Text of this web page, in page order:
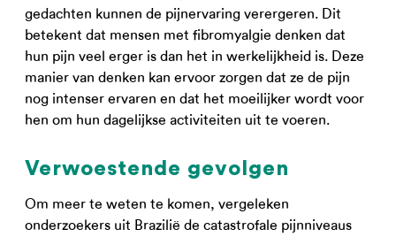
gedachten kunnen de pijnervaring verergeren. Dit
betekent dat mensen met fibromyalgie denken dat
hun pijn veel erger is dan het in werkelijkheid is. Deze
manier van denken kan ervoor zorgen dat ze de pijn
nog intenser ervaren en dat het moeilijker wordt voor
hen om hun dagelijkse activiteiten uit te voeren.
Verwoestende gevolgen
Om meer te weten te komen, vergeleken
onderzoekers uit Brazilië de catastrofale pijnniveaus